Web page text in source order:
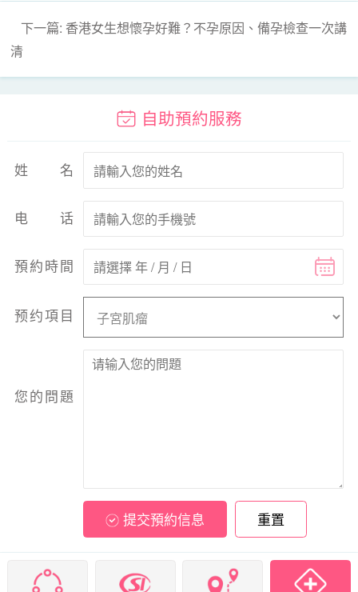
下一篇: 香港女生想懷孕好難？不孕原因、備孕檢查一次講
清
自助預約服務
姓名
电话
預約時間
预约項目
您的問題
提交預約信息 重置